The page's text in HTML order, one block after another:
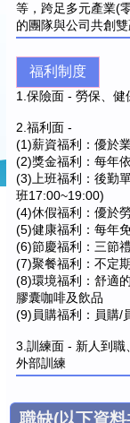
等，跨足多元產業(
的團隊與公司共創雙
福利制度
1.保險面 - 勞保、
2.福利面 -
(1)薪資福利：優於
(2)獎金福利：每年
(3)上班福利：後勤
班17:00~19:00)
(4)休假福利：優於
(5)健康福利：每年
(6)節慶福利：三節
(7)聚餐福利：不定
(8)環境福利：舒適
膠囊咖啡及飲品
(9)員購福利：員購/
3.訓練面 - 新人到職
外部訓練
職缺(以下資